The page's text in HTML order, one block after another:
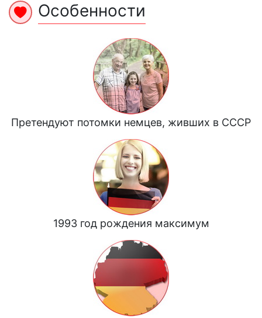
Особенности
Претендуют потомки немцев, живших в СССР
1993 год рождения максимум